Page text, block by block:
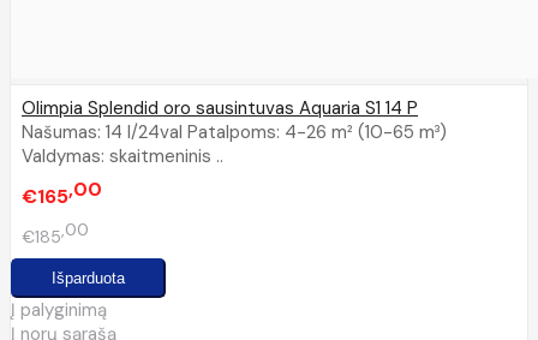
Olimpia Splendid oro sausintuvas Aquaria S1 14 P
Našumas: 14 l/24val Patalpoms: 4-26 m² (10-65 m³)
Valdymas: skaitmeninis ..
€165 00
€185 00
Į palyginimą
Į norų sąrašą